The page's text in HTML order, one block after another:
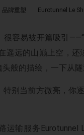
品牌重塑 Eurotunnel Le
很容易被开篇吸引
遥远的山巅上空，
般的描绘，一下从
特别当前方微亮，你
运输服务